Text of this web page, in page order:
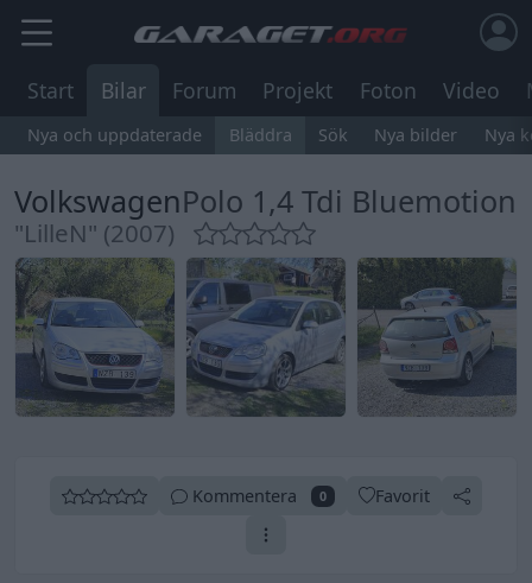
Start Bilar Forum Projekt Foton Video
Nya och uppdaterade Bläddra Sök Nya bilder Nya
VolkswagenPolo 1,4 Tdi Bluemotion
"LilleN" (2007)
Kommentera 0 Favorit